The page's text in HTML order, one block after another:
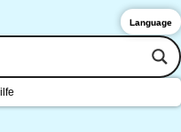
Language